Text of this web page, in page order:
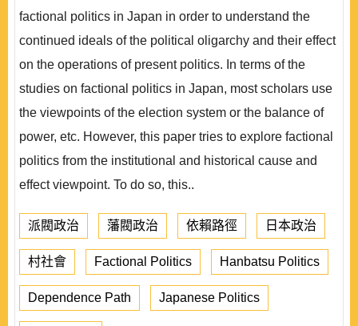
factional politics in Japan in order to understand the
continued ideals of the political oligarchy and their effect
on the operations of present politics. In terms of the
studies on factional politics in Japan, most scholars use
the viewpoints of the election system or the balance of
power, etc. However, this paper tries to explore factional
politics from the institutional and historical cause and
effect viewpoint. To do so, this..
派閥政治 藩閥政治 依賴路徑 日本政治
村社會 Factional Politics Hanbatsu Politics
Dependence Path Japanese Politics